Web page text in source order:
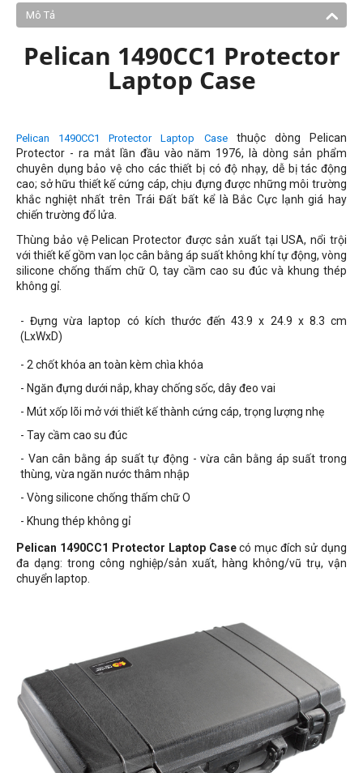
Mô Tả
Pelican 1490CC1 Protector
Laptop Case
Pelican 1490CC1 Protector Laptop Case
thuộc dòng Pelican
Protector - ra mắt lần đầu vào năm 1976, là dòng sản phẩm
chuyên dụng bảo vệ cho các thiết bị có độ nhạy, dễ bị tác động
cao; sở hữu thiết kế cứng cáp, chịu đựng được những môi trường
khắc nghiệt nhất trên Trái Đất bất kể là Bắc Cực lạnh giá hay
chiến trường đổ lửa.
Thùng bảo vệ Pelican Protector được sản xuất tại USA, nổi trội
với thiết kế gồm van lọc cân bằng áp suất không khí tự động, vòng
silicone chống thấm chữ O, tay cầm cao su đúc và khung thép
không gỉ.
- Đựng vừa laptop có kích thước đến43.9 x 24.9 x 8.3 cm
(LxWxD)
- 2 chốt khóa an toàn kèm chìa khóa
- Ngăn đựng dưới nắp, khay chống sốc, dây đeo vai
- Mút xốp lõi mở với thiết kế thành cứng cáp, trọng lượng nhẹ
- Tay cầm cao su đúc
- Van cân bằng áp suất tự động - vừa cân bằng áp suất trong
thùng, vừa ngăn nước thâm nhập
- Vòng silicone chống thấm chữ O
- Khung thép không gỉ
Pelican 1490CC1 Protector Laptop Casecó mục đích sử dụng
đa dạng: trong công nghiệp/sản xuất, hàng không/vũ trụ, vận
chuyển laptop.